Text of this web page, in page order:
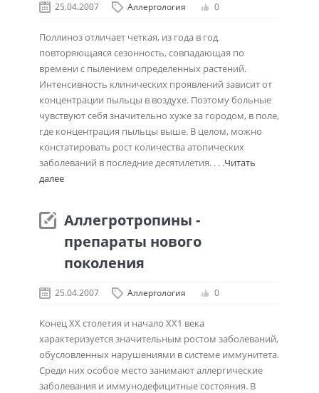
25.04.2007 Аллергология 0
Поллиноз отличает четкая, из года в год
повторяющаяся сезонность, совпадающая по
времени с пылением определенных растений.
Интенсивность клинических проявлений зависит от
концентрации пыльцы в воздухе. Поэтому больные
чувствуют себя значительно хуже за городом, в поле,
где концентрация пыльцы выше. В целом, можно
констатировать рост количества атопических
заболеваний в последние десятилетия. . . .Читать
далее
Аллегротропины -
препараты нового
поколения
25.04.2007 Аллергология 0
Конец ХХ столетия и начало ХХ1 века
характеризуется значительным ростом заболеваний,
обусловленных нарушениями в системе иммунитета.
Среди них особое место занимают аллергические
заболевания и иммунодефицитные состояния. В